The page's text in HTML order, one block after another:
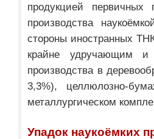
продукцией
производства
стороны иностранных
крайне удручающим и
производства в
3,3%), целлюлозно-
металлургическом
Упадок наукоёмких